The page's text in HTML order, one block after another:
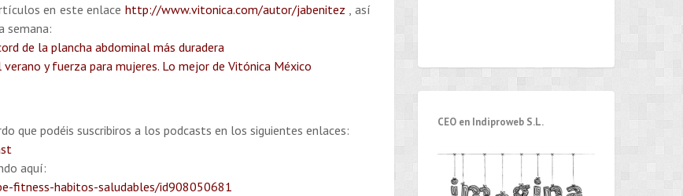
en este enlace http://www.vitonica.com/autor/jabenitez , así
semana:
de la plancha abdominal más duradera
y fuerza para mujeres. Lo mejor de Vitónica México
que podéis suscribiros a los podcasts en los siguientes enlaces:
aquí:
fitness-habitos-saludables/id908050681
CEO en Indiproweb S.L.